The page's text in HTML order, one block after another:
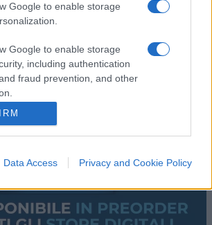
Google to enable storage
Google to enable storage
including authentication
fraud prevention, and other
Data Access Privacy and Cookie Policy